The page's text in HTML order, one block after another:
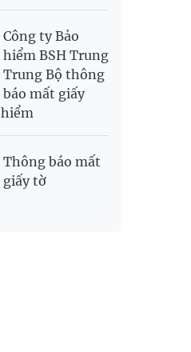
Công ty Bảo
hiểm BSH Trung
Trung Bộ thông
báo mất giấy
Thông báo mất
giấy tờ